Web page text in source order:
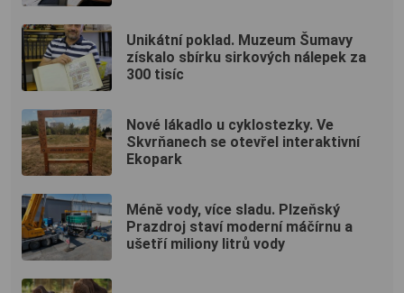
Unikátní poklad. Muzeum Šumavy
získalo sbírku sirkových nálepek za
300 tisíc
Nové lákadlo u cyklostezky. Ve
Skvrňanech se otevřel interaktivní
Ekopark
Méně vody, více sladu. Plzeňský
Prazdroj staví moderní máčírnu a
ušetří miliony litrů vody